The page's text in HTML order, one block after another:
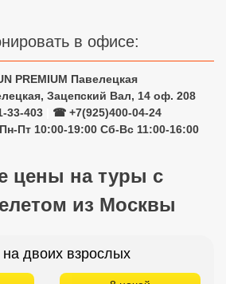
в офисе:
PREMIUM Павелецкая
Зацепский Вал, 14 оф. 208
33-403
☎ +7(925)400-04-24
Пт 10:00-19:00 Сб-Вс 11:00-16:00
цены на туры с
из Москвы
двоих взрослых